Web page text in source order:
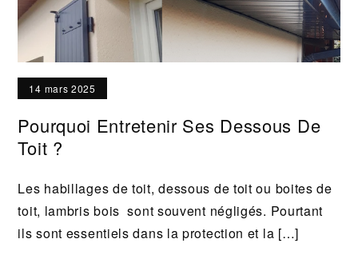
14 mars 2025
Pourquoi Entretenir Ses Dessous De
Toit ?
Les habillages de toit, dessous de toit ou boites de
toit, lambris bois sont souvent négligés. Pourtant
ils sont essentiels dans la protection et la […]